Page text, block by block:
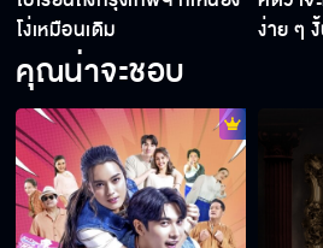
ตัดราคากันแบบนี้
โง่เหมือนเดิม
ง่าย ๆ
คุณน่าจะชอบ